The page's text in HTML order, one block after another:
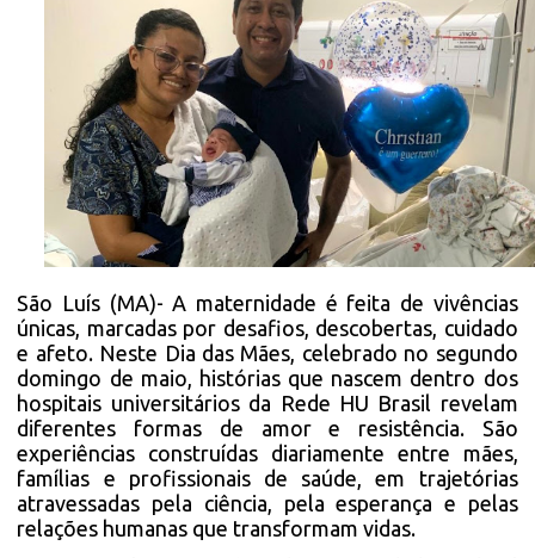
São Luís (MA)- A maternidade é feita de vivências
únicas, marcadas por desafios, descobertas, cuidado
e afeto. Neste Dia das Mães, celebrado no segundo
domingo de maio, histórias que nascem dentro dos
hospitais universitários da Rede HU Brasil revelam
diferentes formas de amor e resistência. São
experiências construídas diariamente entre mães,
famílias e profissionais de saúde, em trajetórias
atravessadas pela ciência, pela esperança e pelas
relações humanas que transformam vidas.